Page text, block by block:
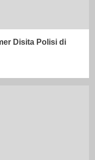
Disita Polisi di